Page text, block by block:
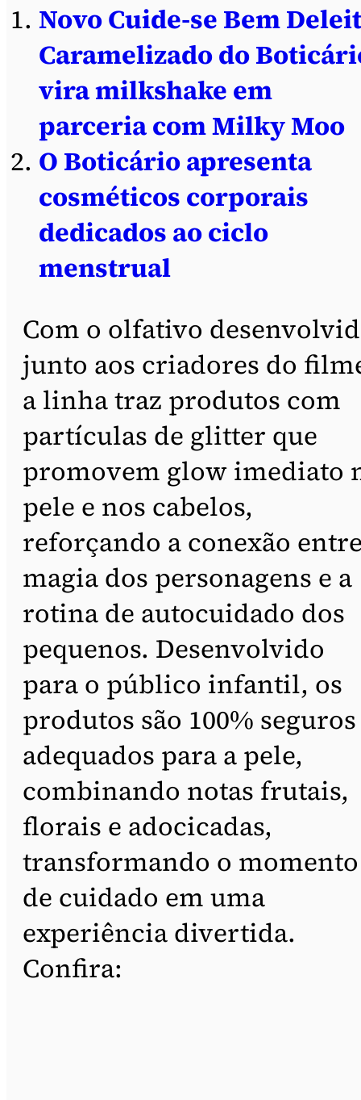
Novo Cuide-se Bem
Caramelizado do
vira milkshake em
parceria com Milky Moo
O Boticário apresenta
cosméticos corporais
dedicados ao ciclo
menstrual
Com o olfativo
junto aos criadores do
a linha traz produtos com
partículas de glitter que
promovem glow imediato
pele e nos cabelos,
reforçando a conexão
magia dos personagens e a
rotina de autocuidado dos
pequenos. Desenvolvido
para o público infantil, os
produtos são 100% seguros
adequados para a pele,
combinando notas frutais,
florais e adocicadas,
transformando o momento
de cuidado em uma
experiência divertida.
Confira: